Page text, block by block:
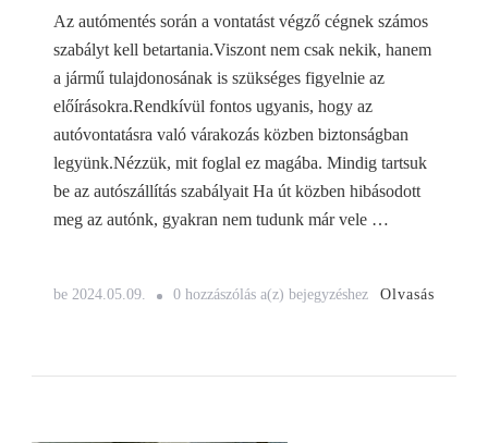
Az autómentés során a vontatást végző cégnek számos
szabályt kell betartania.Viszont nem csak nekik, hanem
a jármű tulajdonosának is szükséges figyelnie az
előírásokra.Rendkívül fontos ugyanis, hogy az
autóvontatásra való várakozás közben biztonságban
legyünk.Nézzük, mit foglal ez magába. Mindig tartsuk
be az autószállítás szabályait Ha út közben hibásodott
meg az autónk, gyakran nem tudunk már vele …
be 2024.05.09. 0 hozzászólás a(z) Autószállítás
bejegyzéshez Olvasás